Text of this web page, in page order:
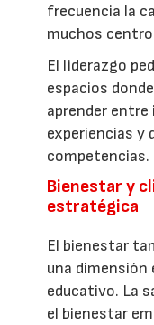
frecuencia la
muchos
El liderazgo
espacios
aprender
experiencias y
competencias.
Bienestar y
estratégica
El bienestar
una dimensión
educativo. La
el bienestar